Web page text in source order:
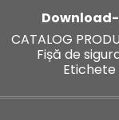
CATALOG
Fișă de
Etichete